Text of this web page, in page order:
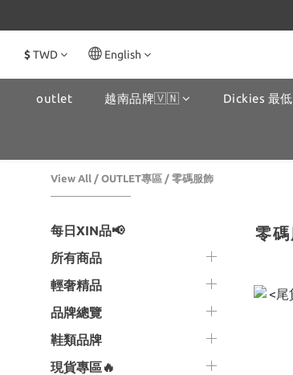
$TWD English
outlet 越南品牌🇻🇳 Dickies 最
View All / OUTLET專區 / 零碼服飾
每日XIN品📢
所有商品
輕奢精品
品牌總覽
鞋類品牌
現貨專區🔥
零